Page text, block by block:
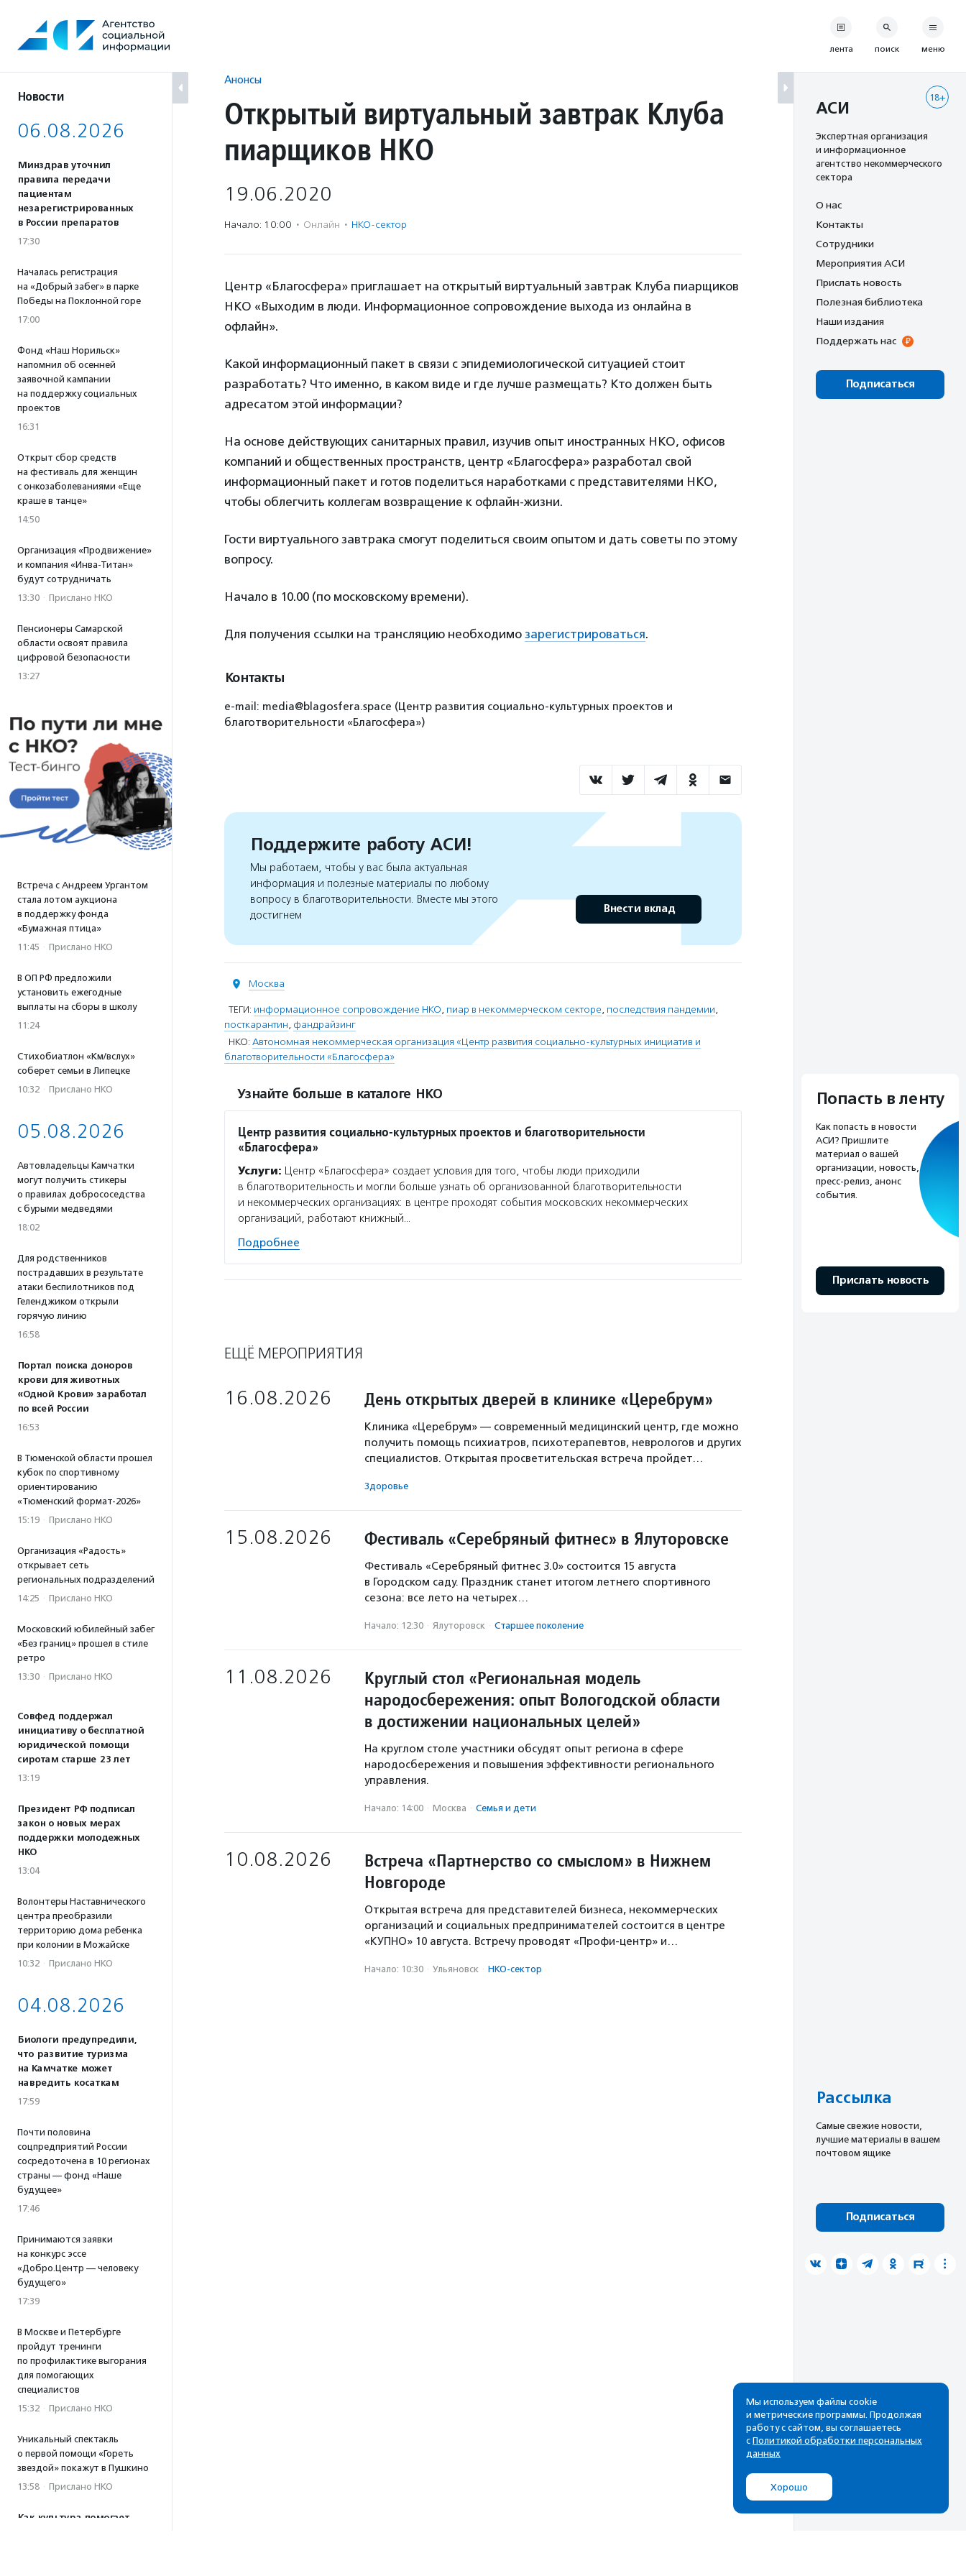
содержанию
Новости
06.08.2026
Минздрав уточнил
правила передачи
пациентам
незарегистрированных
в России препаратов
17:30
Началась регистрация
на «Добрый забег» в парке
Победы на Поклонной горе
17:00
Фонд «Наш Норильск»
напомнил об осенней
заявочной кампании
на поддержку социальных
проектов
16:31
Открыт сбор средств
на фестиваль для женщин
с онкозаболеваниями «Еще
краше в танце»
14:50
Организация «Продвижение»
и компания «Инва-Титан»
будут сотрудничать
13:30 · Прислано НКО
Пенсионеры Самарской
области освоят правила
цифровой безопасности
13:27
Встреча с Андреем Ургантом
стала лотом аукциона
в поддержку фонда
«Бумажная птица»
11:45 · Прислано НКО
В ОП РФ предложили
установить ежегодные
выплаты на сборы в школу
11:24
Стихобиатлон «Км/вслух»
соберет семьи в Липецке
10:32 · Прислано НКО
05.08.2026
Автовладельцы Камчатки
могут получить стикеры
о правилах добрососедства
с бурыми медведями
18:02
Для родственников
пострадавших в результате
атаки беспилотников под
Геленджиком открыли
горячую линию
16:58
Портал поиска доноров
крови для животных
«Одной Крови» заработал
по всей России
16:53
В Тюменской области прошел
кубок по спортивному
ориентированию
«Тюменский формат-2026»
15:19 · Прислано НКО
Организация «Радость»
открывает сеть
региональных подразделений
14:25 · Прислано НКО
Московский юбилейный забег
«Без границ» прошел в стиле
ретро
13:30 · Прислано НКО
Совфед поддержал
инициативу о бесплатной
юридической помощи
сиротам старше 23 лет
13:19
Президент РФ подписал
закон о новых мерах
поддержки молодежных
НКО
13:04
Волонтеры Наставнического
центра преобразили
территорию дома ребенка
при колонии в Можайске
10:32 · Прислано НКО
04.08.2026
Биологи предупредили,
что развитие туризма
на Камчатке может
навредить косаткам
17:59
Почти половина
соцпредприятий России
сосредоточена в 10 регионах
страны — фонд «Наше
будущее»
17:46
Принимаются заявки
на конкурс эссе
«Добро.Центр — человеку
будущего»
17:39
В Москве и Петербурге
пройдут тренинги
по профилактике выгорания
для помогающих
специалистов
15:32 · Прислано НКО
Уникальный спектакль
о первой помощи «Гореть
звездой» покажут в Пушкино
13:58 · Прислано НКО
Как культура помогает
Анонсы
Открытый виртуальный завтрак Клуба
пиарщиков НКО
19.06.2020
Начало: 10:00 · Онлайн · НКО-сектор
Центр «Благосфера» приглашает на открытый виртуальный завтрак Клуба пиарщиков
НКО «Выходим в люди. Информационное сопровождение выхода из онлайна в
офлайн».
Какой информационный пакет в связи с эпидемиологической ситуацией стоит
разработать? Что именно, в каком виде и где лучше размещать? Кто должен быть
адресатом этой информации?
На основе действующих санитарных правил, изучив опыт иностранных НКО, офисов
компаний и общественных пространств, центр «Благосфера» разработал свой
информационный пакет и готов поделиться наработками с представителями НКО,
чтобы облегчить коллегам возвращение к офлайн-жизни.
Гости виртуального завтрака смогут поделиться своим опытом и дать советы по этому
вопросу.
Начало в 10.00 (по московскому времени).
Для получения ссылки на трансляцию необходимо зарегистрироваться.
Контакты
e-mail: media@blagosfera.space (Центр развития социально-культурных проектов и
благотворительности «Благосфера»)
Поддержите работу АСИ!
Мы работаем, чтобы у вас была актуальная
информация и полезные материалы по любому
вопросу в благотворительности. Вместе мы этого
достигнем
Внести вклад
Москва
ТЕГИ: информационное сопровождение НКО, пиар в некоммерческом секторе, последствия пандемии,
посткарантин, фандрайзинг
НКО: Автономная некоммерческая организация «Центр развития социально-культурных инициатив и
благотворительности «Благосфера»
Узнайте больше в каталоге НКО
Центр развития социально-культурных проектов и благотворительности
«Благосфера»
Услуги: Центр «Благосфера» создает условия для того, чтобы люди приходили
в благотворительность и могли больше узнать об организованной благотворительности
и некоммерческих организациях: в центре проходят события московских некоммерческих
организаций, работают книжный…
Подробнее
ЕЩЁ МЕРОПРИЯТИЯ
16.08.2026 День открытых дверей в клинике «Церебрум»
Клиника «Церебрум» — современный медицинский центр, где можно
получить помощь психиатров, психотерапевтов, неврологов и других
специалистов. Открытая просветительская встреча пройдет…
Здоровье
15.08.2026 Фестиваль «Серебряный фитнес» в Ялуторовске
Фестиваль «Серебряный фитнес 3.0» состоится 15 августа
в Городском саду. Праздник станет итогом летнего спортивного
сезона: все лето на четырех…
Начало: 12:30 · Ялуторовск · Старшее поколение
11.08.2026
Круглый стол «Региональная модель
народосбережения: опыт Вологодской области
в достижении национальных целей»
На круглом столе участники обсудят опыт региона в сфере
народосбережения и повышения эффективности регионального
управления.
Начало: 14:00 · Москва · Семья и дети
10.08.2026
Встреча «Партнерство со смыслом» в Нижнем
Новгороде
Открытая встреча для представителей бизнеса, некоммерческих
организаций и социальных предпринимателей состоится в центре
«КУПНО» 10 августа. Встречу проводят «Профи-центр» и…
Начало: 10:30 · Ульяновск · НКО-сектор
лента поиск меню
18+
АСИ
Экспертная организация
и информационное
агентство некоммерческого
сектора
О нас
Контакты
Сотрудники
Мероприятия АСИ
Прислать новость
Полезная библиотека
Наши издания
Поддержать нас
Подписаться
Попасть в ленту
Как попасть в новости
АСИ? Пришлите
материал о вашей
организации, новость,
пресс-релиз, анонс
события.
Прислать новость
Рассылка
Cамые свежие новости,
лучшие материалы в вашем
почтовом ящике
Подписаться
Мы используем файлы cookie
и метрические программы. Продолжая
работу с сайтом, вы соглашаетесь
с Политикой обработки персональных
данных
Хорошо